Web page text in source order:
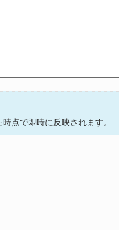
点で即時に反映されます。